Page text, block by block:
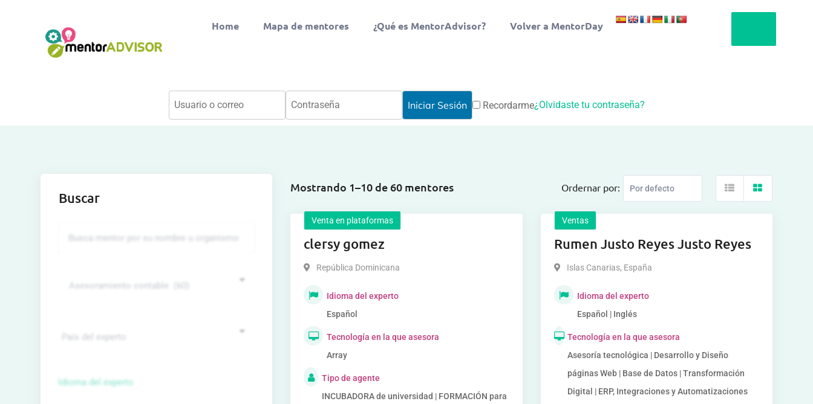
Home Mapa de mentores ¿Qué es MentorAdvisor? Volver a MentorDay
Recordarme¿Olvidaste tu contraseña?
Mostrando 1–10 de 60 mentores Ordernar por:
Venta en plataformas
clersy gomez
República Dominicana
Idioma del experto
Español
Tecnología en la que asesora
Array
Tipo de agente
INCUBADORA de universidad | FORMACIÓN para
Ventas
Rumen Justo Reyes Justo Reyes
Islas Canarias, España
Idioma del experto
Español | Inglés
Tecnología en la que asesora
Asesoría tecnológica | Desarrollo y Diseño
páginas Web | Base de Datos | Transformación
Digital | ERP, Integraciones y Automatizaciones
Buscar
Idioma del experto